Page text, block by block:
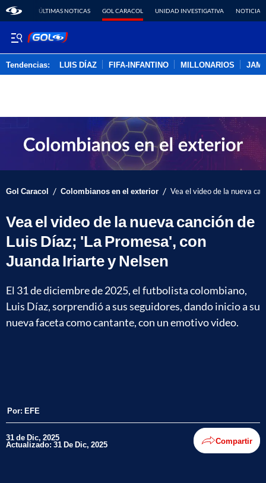
ÚLTIMAS NOTICAS GOL CARACOL UNIDAD INVESTIGATIVA NOTICIAS
Tendencias: LUIS DÍAZ FIFA-INFANTINO MILLONARIOS
Gol Caracol / Colombianos en el exterior / Vea el video de la nueva
Vea el video de la nueva canción de
Luis Díaz; 'La Promesa', con
Juanda Iriarte y Nelsen
El 31 de diciembre de 2025, el futbolista colombiano,
Luis Díaz, sorprendió a sus seguidores, dando inicio a su
nueva faceta como cantante, con un emotivo video.
Por: EFE
31 de Dic, 2025
Actualizado: 31 De Dic, 2025 Compartir